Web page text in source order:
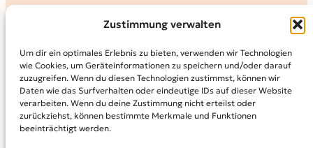
Zustimmung verwalten
Um dir ein optimales Erlebnis zu bieten, verwenden wir Technologien
wie Cookies, um Geräteinformationen zu speichern und/oder darauf
zuzugreifen. Wenn du diesen Technologien zustimmst, können wir
Daten wie das Surfverhalten oder eindeutige IDs auf dieser Website
verarbeiten. Wenn du deine Zustimmung nicht erteilst oder
zurückziehst, können bestimmte Merkmale und Funktionen
beeinträchtigt werden.
KALENDER
MAGAZIN
KidS-Ausgaben online lesen
Abonnement
Archiv
INFO